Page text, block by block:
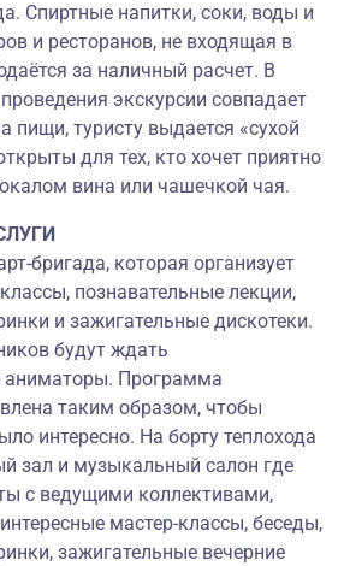
Спиртные напитки, соки, воды и
и ресторанов, не входящая в
за наличный расчет. В
экскурсии совпадает
пищи, туристу выдается «сухой
для тех, кто хочет приятно
вина или чашечкой чая.
бригада, которая организует
познавательные лекции,
и зажигательные дискотеки.
будут ждать
аниматоры. Программа
таким образом, чтобы
интересно. На борту теплохода
зал и музыкальный салон где
с ведущими коллективами,
мастер-классы, беседы,
зажигательные вечерние